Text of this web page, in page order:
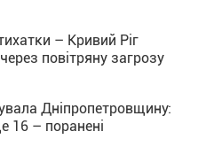
– Кривий Ріг
повітряну загрозу
Дніпропетровщину:
16 – поранені